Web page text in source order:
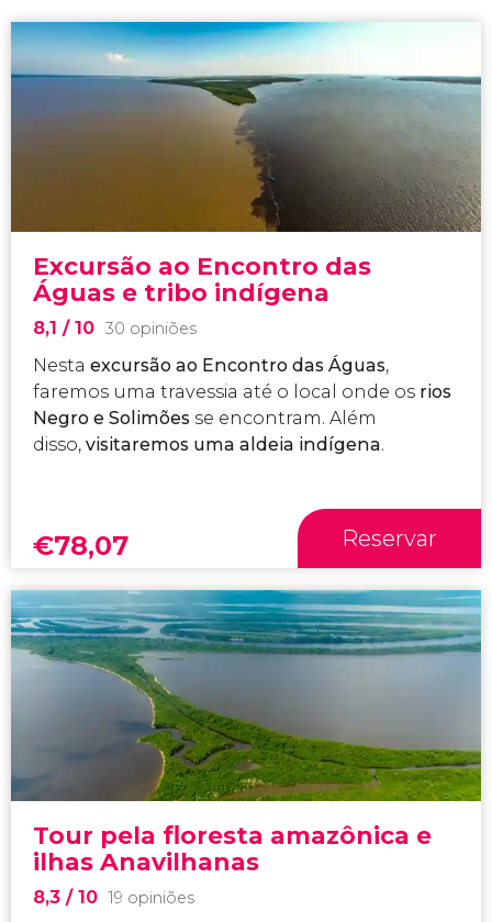
Excursão ao Encontro das
Águas e tribo indígena
8,1 / 10 30 opiniões
Nesta excursão ao Encontro das Águas,
faremos uma travessia até o local onde os rios
Negro e Solimões se encontram. Além
disso, visitaremos uma aldeia indígena.
€78,07 Reservar
Tour pela floresta amazônica e
ilhas Anavilhanas
8,3 / 10 19 opiniões